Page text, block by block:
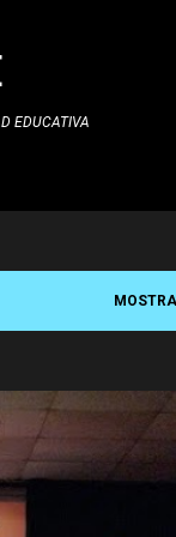
EDUCATIVA